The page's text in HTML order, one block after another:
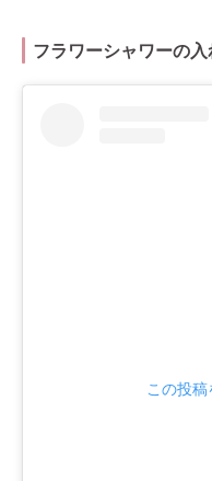
フラワーシャワーの
この投